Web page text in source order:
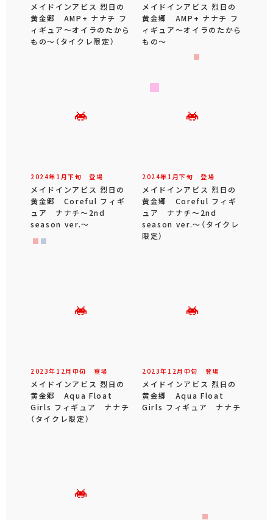
メイドインアビス 烈日の
黄金郷 AMP+ ナナチ フ
ィギュア～オイラのたから
もの～（タイクレ限定）
メイドインアビス 烈日の
黄金郷 AMP+ ナナチ フ
ィギュア～オイラのたから
もの～
2024年 1 月下旬 登場
メイドインアビス 烈日の
黄金郷 Coreful フィギ
ュア ナナチ～2nd
season ver.～
2024年 1 月下旬 登場
メイドインアビス 烈日の
黄金郷 Coreful フィギ
ュア ナナチ～2nd
season ver.～（タイクレ
限定）
2023年 12 月 中旬 登場
メイドインアビス 烈日の
黄金郷 Aqua Float
Girls フィギュア ナナチ
（タイクレ限定）
2023年 12 月 中旬 登場
メイドインアビス 烈日の
黄金郷 Aqua Float
Girls フィギュア ナナチ